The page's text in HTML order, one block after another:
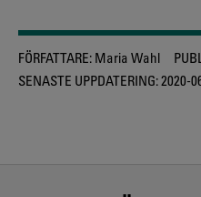
FÖRFATTARE: Maria Wahl
SENASTE UPPDATERING:2020-